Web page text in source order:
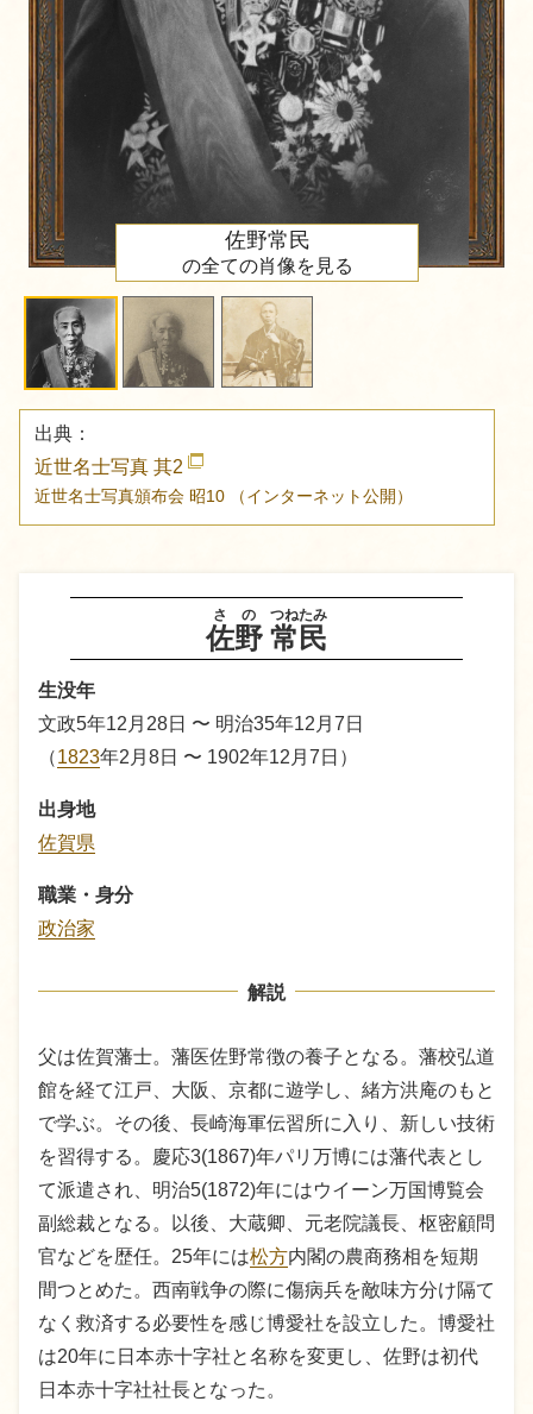
佐野
さの
常民
つねたみ
生没年
文政5年12月28日 〜 明治35年12月7日
（1823年2月8日 〜 1902年12月7日）
出身地
佐賀県
職業・身分
政治家
解説
父は佐賀藩士。藩医佐野常徴の養子となる。藩校弘道
館を経て江戸、大阪、京都に遊学し、緒方洪庵のもと
で学ぶ。その後、長崎海軍伝習所に入り、新しい技術
を習得する。慶応3(1867)年パリ万博には藩代表とし
て派遣され、明治5(1872)年にはウイーン万国博覧会
副総裁となる。以後、大蔵卿、元老院議長、枢密顧問
官などを歴任。25年には松方内閣の農商務相を短期
間つとめた。西南戦争の際に傷病兵を敵味方分け隔て
なく救済する必要性を感じ博愛社を設立した。博愛社
は20年に日本赤十字社と名称を変更し、佐野は初代
日本赤十字社社長となった。
佐野常民
の全ての肖像を見る
出典：
近世名士写真 其2
近世名士写真頒布会 昭10 （インターネット公開）